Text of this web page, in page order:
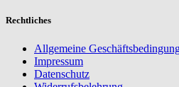
Rechtliches
Allgemeine
Impressum
Datenschutz